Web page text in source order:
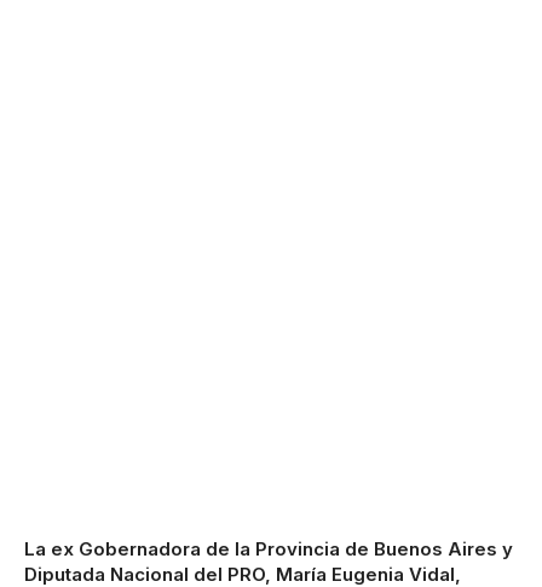
La ex Gobernadora de la Provincia de Buenos Aires y
Diputada Nacional del PRO, María Eugenia Vidal,